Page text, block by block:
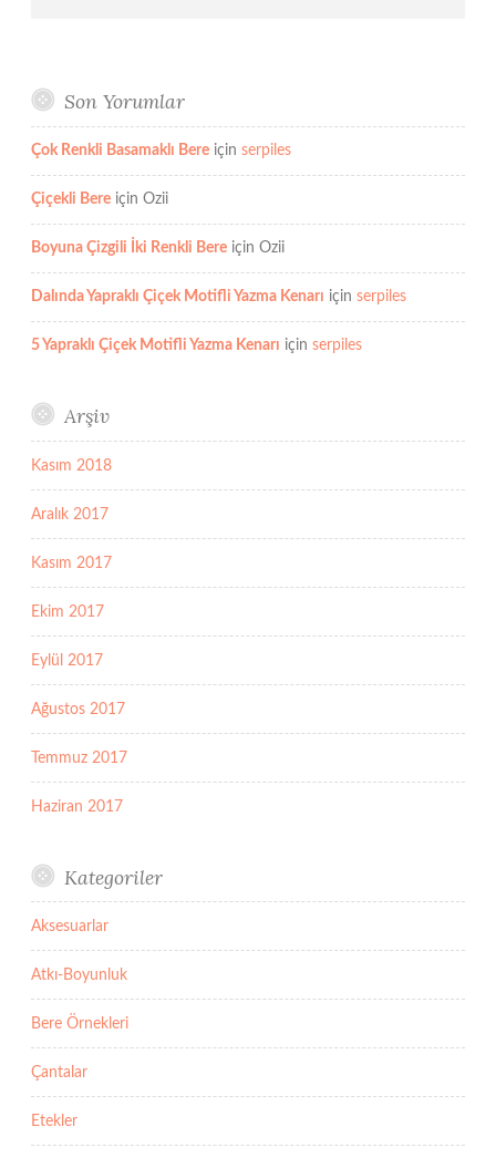
Son Yorumlar
Çok Renkli Basamaklı Bere için serpiles
Çiçekli Bere için Ozii
Boyuna Çizgili İki Renkli Bere için Ozii
Dalında Yapraklı Çiçek Motifli Yazma Kenarı için serpiles
5 Yapraklı Çiçek Motifli Yazma Kenarı için serpiles
Arşiv
Kasım 2018
Aralık 2017
Kasım 2017
Ekim 2017
Eylül 2017
Ağustos 2017
Temmuz 2017
Haziran 2017
Kategoriler
Aksesuarlar
Atkı-Boyunluk
Bere Örnekleri
Çantalar
Etekler